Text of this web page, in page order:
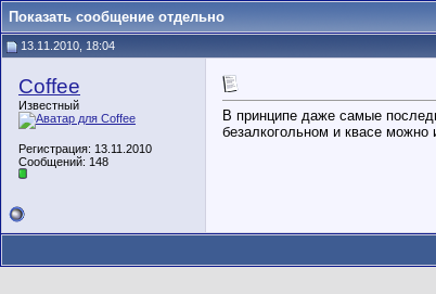
Показать сообщение отдельно
13.11.2010, 18:04
Coffee
Известный
Регистрация: 13.11.2010
Сообщений: 148
В принципе даже самые
безалкогольном и квасе